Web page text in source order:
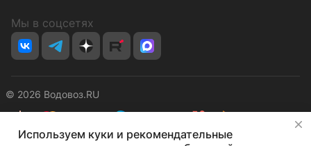
Мы в соцсетях
© 2026 Водовоз.RU
КонфиденциальностьОферта
Используем куки и рекомендательные